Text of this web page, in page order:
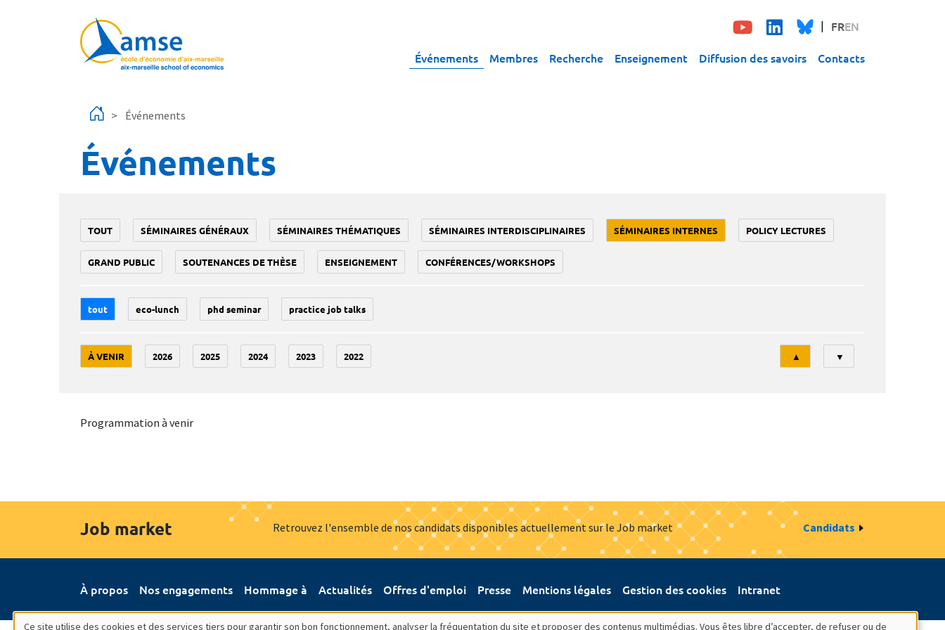
FREN
Événements Membres Recherche Enseignement Diffusion des savoirs Contacts
Événements
Événements
TOUT SÉMINAIRES GÉNÉRAUX SÉMINAIRES THÉMATIQUES SÉMINAIRES INTERDISCIPLINAIRES SÉMINAIRES INTERNES POLICY LECTURES
GRAND PUBLIC SOUTENANCES DE THÈSE ENSEIGNEMENT CONFÉRENCES/WORKSHOPS
tout eco-lunch phd seminar practice job talks
À VENIR 2026 2025 2024 2023 2022
Tri
▲ ▼
Programmation à venir
Job market Retrouvez l'ensemble de nos candidats disponibles actuellement sur le Job market Candidats
À propos Nos engagements Hommage à Actualités Offres d'emploi Presse Mentions légales Gestion des cookies Intranet
Ce site utilise des cookies et des services tiers pour garantir son bon fonctionnement, analyser la fréquentation du site et proposer des contenus multimédias. Vous êtes libre d’accepter, de refuser ou de